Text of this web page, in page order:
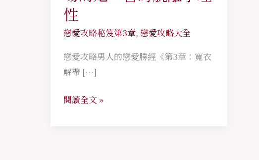
性
戀愛攻略秘笈第3章, 戀愛攻略大全
戀愛攻略男人的戀愛勝經《第3章：寬衣
解帶 […]
人
的
愛
勝
《第
閱讀全文 »